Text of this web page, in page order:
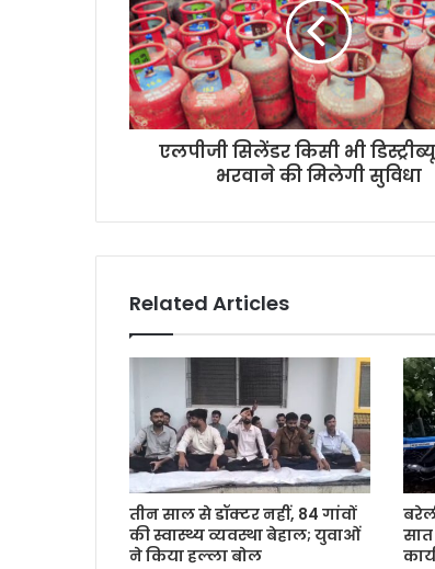
एलपीजी सिलेंडर किसी भी
भरवाने की मिलेगी सुविधा
Related Articles
तीन साल से डॉक्टर नहीं, 84 गांवों
की स्वास्थ्य व्यवस्था बेहाल; युवाओं
ने किया हल्ला बोल